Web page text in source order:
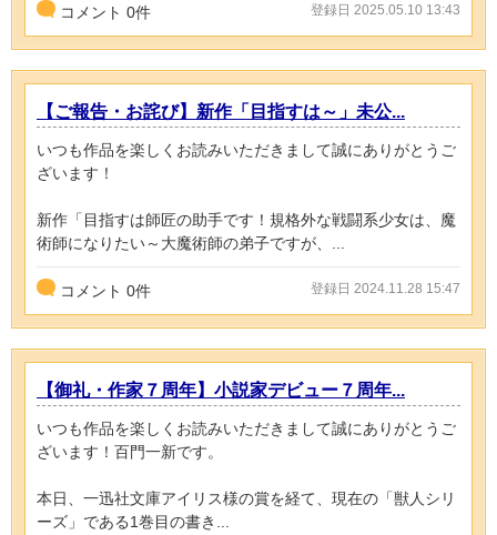
コメント 0件 登録日 2025.05.10 13:43
【ご報告・お詫び】新作「目指すは～」未公...
いつも作品を楽しくお読みいただきまして誠にありがとうご
ざいます！
新作「目指すは師匠の助手です！規格外な戦闘系少女は、魔
術師になりたい～大魔術師の弟子ですが、...
コメント 0件 登録日 2024.11.28 15:47
【御礼・作家７周年】小説家デビュー７周年...
いつも作品を楽しくお読みいただきまして誠にありがとうご
ざいます！百門一新です。
本日、一迅社文庫アイリス様の賞を経て、現在の「獣人シリ
ーズ」である1巻目の書き...